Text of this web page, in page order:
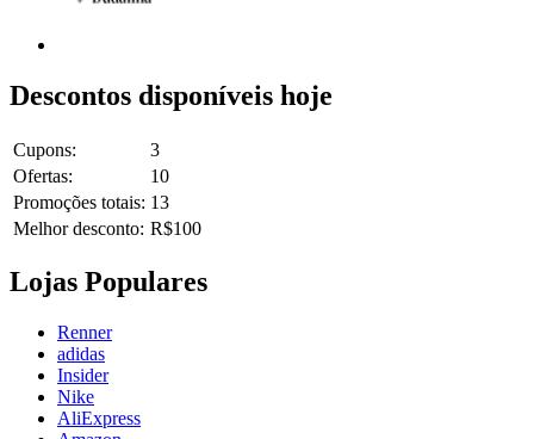
Descontos disponíveis hoje
Cupons:
3
Ofertas:
10
Promoções totais: 13
Melhor desconto: R$100
Lojas Populares
Renner
adidas
Insider
Nike
AliExpress